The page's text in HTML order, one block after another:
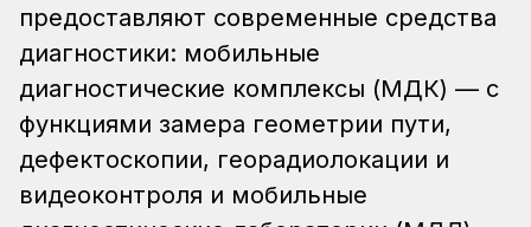
предоставляют современные средства
диагностики: мобильные
диагностические комплексы (МДК) — с
функциями замера геометрии пути,
дефектоскопии, георадиолокации и
видеоконтроля и мобильные